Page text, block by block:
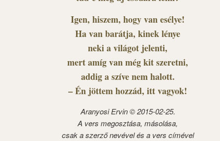
Igen, hiszem, hogy van esélye!
Ha van barátja, kinek lénye
neki a világot jelenti,
mert amíg van még kit szeretni,
addig a szíve nem halott.
– Én jöttem hozzád, itt vagyok!
Aranyosi Ervin © 2015-02-25.
A vers megosztása, másolása,
csak a szerző nevével és a vers címével